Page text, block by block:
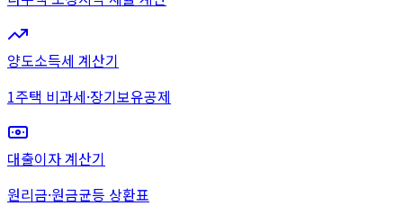
양도소득세 계산기
1주택 비과세·장기보유공제
대출이자 계산기
원리금·원금균등 상환표